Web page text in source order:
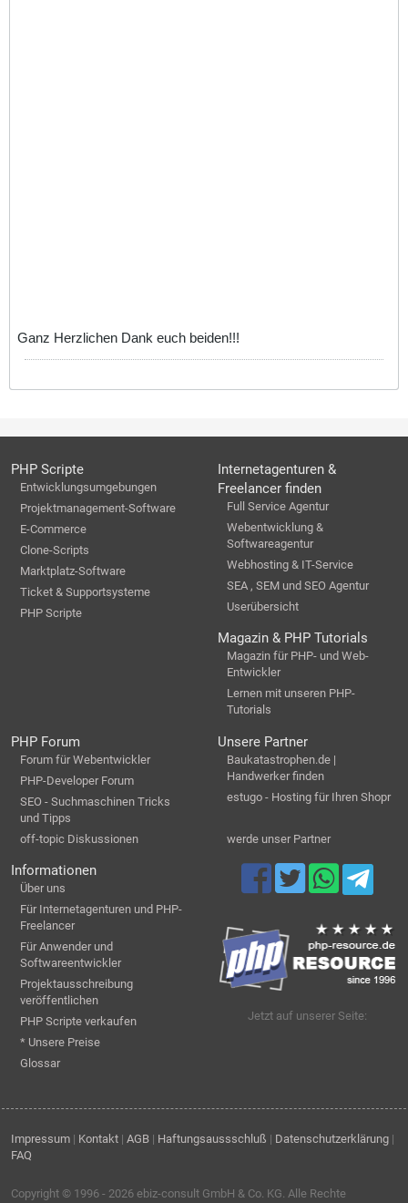
Ganz Herzlichen Dank euch beiden!!!
PHP Scripte
Entwicklungsumgebungen
Projektmanagement-Software
E-Commerce
Clone-Scripts
Marktplatz-Software
Ticket & Supportsysteme
PHP Scripte
Internetagenturen &
Freelancer finden
Full Service Agentur
Webentwicklung &
Softwareagentur
Webhosting & IT-Service
SEA , SEM und SEO Agentur
Userübersicht
Magazin & PHP Tutorials
Magazin für PHP- und Web-
Entwickler
Lernen mit unseren PHP-
Tutorials
PHP Forum
Forum für Webentwickler
PHP-Developer Forum
SEO - Suchmaschinen Tricks
und Tipps
off-topic Diskussionen
Unsere Partner
Baukatastrophen.de |
Handwerker finden
estugo - Hosting für Ihren Shopr
werde unser Partner
Informationen
Über uns
Für Internetagenturen und PHP-
Freelancer
Für Anwender und
Softwareentwickler
Projektausschreibung
veröffentlichen
PHP Scripte verkaufen
* Unsere Preise
Glossar
Jetzt auf unserer Seite:
Impressum | Kontakt | AGB | Haftungsaussschluß | Datenschutzerklärung |
FAQ
Copyright © 1996 - 2026 ebiz-consult GmbH & Co. KG . Alle Rechte